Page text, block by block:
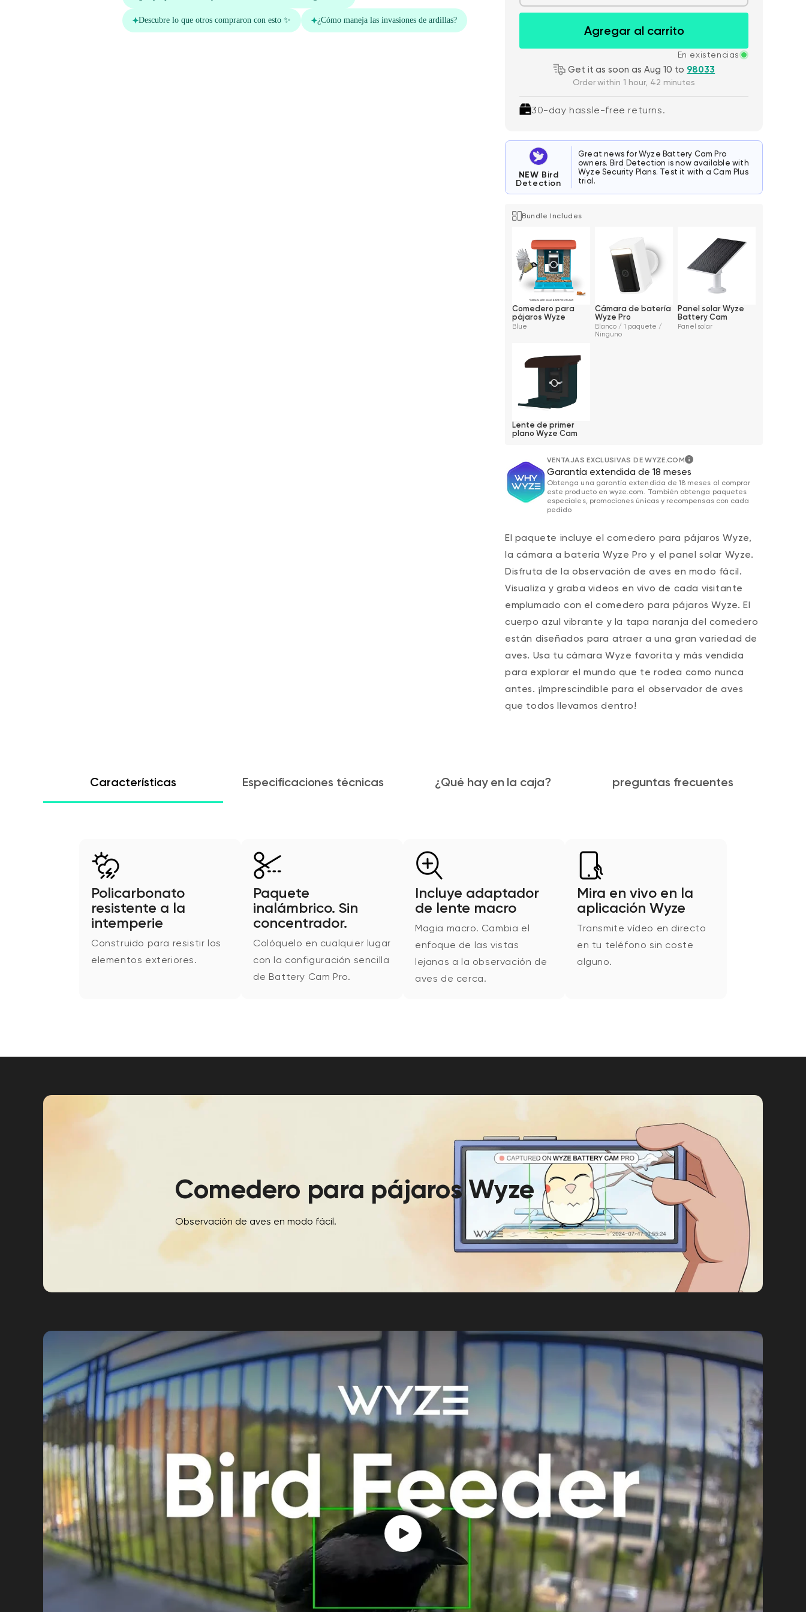
Agregar al carrito
En existencias
Get it as soon as Aug 10 to 98033
Order within 1 hour, 42 minutes
30-day hassle-free returns.
NEW Bird
Detection
Great news for Wyze Battery Cam Pro
owners. Bird Detection is now available with
Wyze Security Plans. Test it with a Cam Plus
trial.
Bundle Includes
Comedero para
pájaros Wyze
Blue
Cámara de batería
Wyze Pro
Blanco / 1 paquete /
Ninguno
Panel solar Wyze
Battery Cam
Panel solar
Lente de primer
plano Wyze Cam
VENTAJAS EXCLUSIVAS DE WYZE.COM
Garantía extendida de 18 meses
Obtenga una garantía extendida de 18 meses al comprar
este producto en wyze.com. También obtenga paquetes
especiales, promociones únicas y recompensas con cada
pedido
El paquete incluye el comedero para pájaros Wyze,
la cámara a batería Wyze Pro y el panel solar Wyze.
Disfruta de la observación de aves en modo fácil.
Visualiza y graba videos en vivo de cada visitante
emplumado con el comedero para pájaros Wyze. El
cuerpo azul vibrante y la tapa naranja del comedero
están diseñados para atraer a una gran variedad de
aves. Usa tu cámara Wyze favorita y más vendida
para explorar el mundo que te rodea como nunca
antes. ¡Imprescindible para el observador de aves
que todos llevamos dentro!
Características Especificaciones técnicas ¿Qué hay en la caja? preguntas frecuentes
Policarbonato
resistente a la
intemperie
Construido para resistir los
elementos exteriores.
Paquete
inalámbrico. Sin
concentrador.
Colóquelo en cualquier lugar
con la configuración sencilla
de Battery Cam Pro.
Incluye adaptador
de lente macro
Magia macro. Cambia el
enfoque de las vistas
lejanas a la observación de
aves de cerca.
Mira en vivo en la
aplicación Wyze
Transmite vídeo en directo
en tu teléfono sin coste
alguno.
Comedero para pájaros Wyze
Observación de aves en modo fácil.